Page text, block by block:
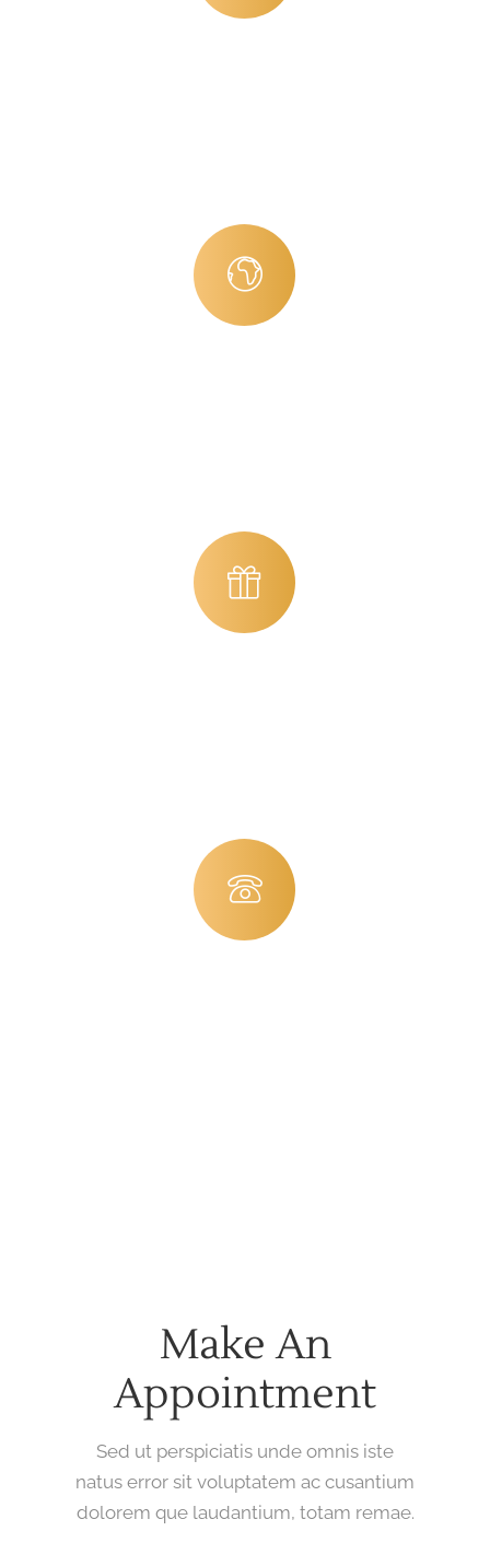
Make An
Appointment
Sed ut perspiciatis unde omnis iste
natus error sit voluptatem ac cusantium
dolorem que laudantium, totam remae.